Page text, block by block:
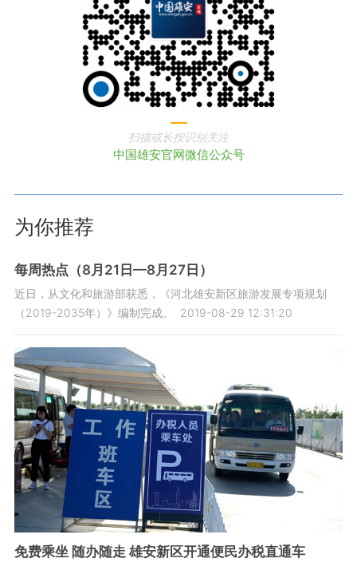
扫描或长按识别关注
中国雄安官网微信公众号
为你推荐
每周热点（8月21日—8月27日）
近日，从文化和旅游部获悉，《河北雄安新区旅游发展专项规划
（2019-2035年）》编制完成。
2019-08-29 12:31:20
免费乘坐 随办随走 雄安新区开通便民办税直通车